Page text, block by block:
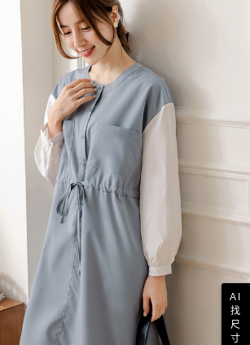
AI
找
尺
寸